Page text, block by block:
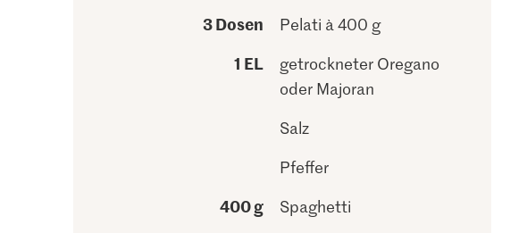
3 Dosen Pelati à 400 g
1 EL
getrockneter Oregano
oder Majoran
Salz
Pfeffer
400 g Spaghetti